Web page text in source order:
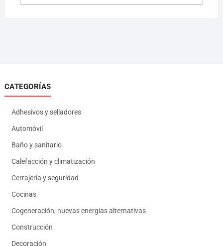
CATEGORÍAS
Adhesivos y selladores
Automóvil
Baño y sanitario
Calefacción y climatización
Cerrajería y seguridad
Cocinas
Cogeneración, nuevas energías alternativas
Construcción
Decoración